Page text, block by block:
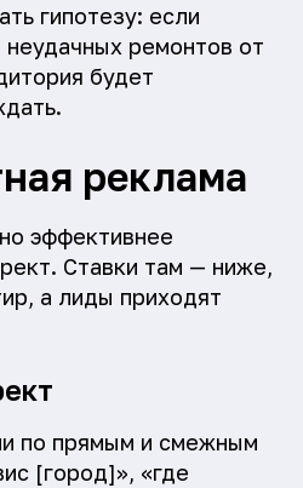
гипотезу: если
ремонтов от
будет
реклама
эффективнее
Ставки там — ниже,
а лиды приходят
по прямым и смежным
[город]», «где